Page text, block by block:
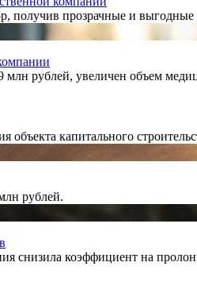
получив прозрачные и
рублей, увеличен объем
объекта капитального
рублей.
снизила коэффициент на